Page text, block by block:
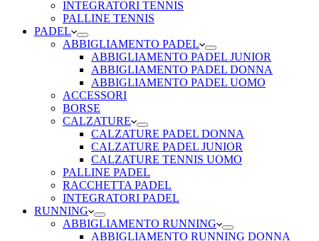
INTEGRATORI TENNIS
PALLINE TENNIS
PADEL
ABBIGLIAMENTO PADEL
ABBIGLIAMENTO PADEL JUNIOR
ABBIGLIAMENTO PADEL DONNA
ABBIGLIAMENTO PADEL UOMO
ACCESSORI
BORSE
CALZATURE
CALZATURE PADEL DONNA
CALZATURE PADEL JUNIOR
CALZATURE TENNIS UOMO
PALLINE PADEL
RACCHETTA PADEL
INTEGRATORI PADEL
RUNNING
ABBIGLIAMENTO RUNNING
ABBIGLIAMENTO RUNNING DONNA